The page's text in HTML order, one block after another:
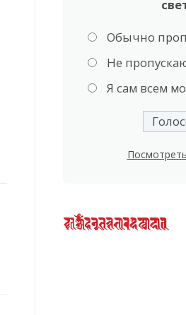
Обычно
Не
Я сам всем